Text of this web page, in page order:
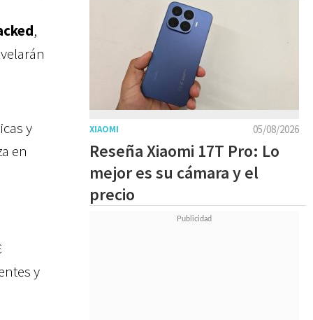
,
y
en
y
05/08/2026
XIAOMI
Reseña Xiaomi 17T Pro: Lo
mejor es su cámara y el
precio